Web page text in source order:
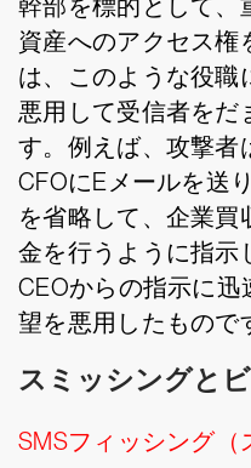
幹部を標的として、
資産へのアクセス権
は、このような役職
悪用して受信者をだ
す。例えば、攻撃者
CFOにEメールを送
を省略して、企業買
金を行うように指示
CEOからの指示に
望を悪用したもので
スミッシングと
SMSフィッシング（